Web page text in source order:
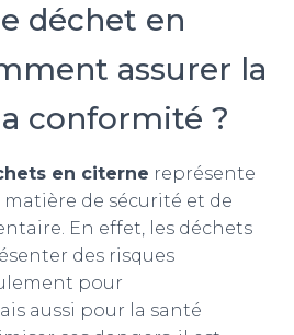
déchet en
assurer la
conformité ?
en citerne représente
de sécurité et de
En effet, les déchets
des risques
pour
aussi pour la santé